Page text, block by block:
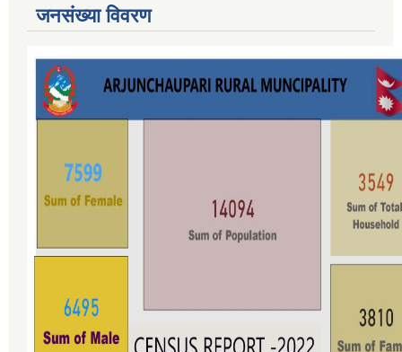
जनसंख्या विवरण